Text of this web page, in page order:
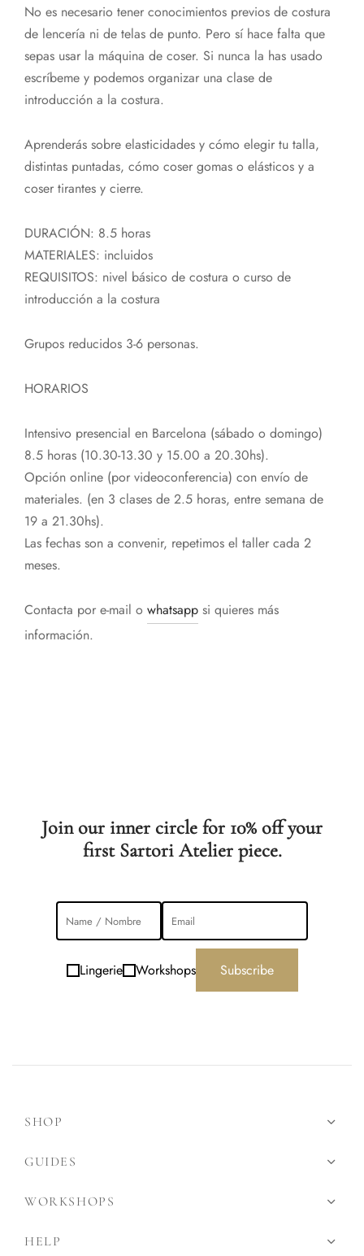
No es necesario tener conocimientos previos de costura
de lencería ni de telas de punto. Pero sí hace falta que
sepas usar la máquina de coser. Si nunca la has usado
escríbeme y podemos organizar una clase de
introducción a la costura.
Aprenderás sobre elasticidades y cómo elegir tu talla,
distintas puntadas, cómo coser gomas o elásticos y a
coser tirantes y cierre.
DURACIÓN: 8.5 horas
MATERIALES: incluidos
REQUISITOS: nivel básico de costura o curso de
introducción a la costura
Grupos reducidos 3-6 personas.
HORARIOS
Intensivo presencial en Barcelona (sábado o domingo)
8.5 horas (10.30-13.30 y 15.00 a 20.30hs).
Opción online (por videoconferencia) con envío de
materiales. (en 3 clases de 2.5 horas, entre semana de
19 a 21.30hs).
Las fechas son a convenir, repetimos el taller cada 2
meses.
Contacta por e-mail o whatsapp si quieres más
información.
Join our inner circle for 10% off your
first Sartori Atelier piece.
Lingerie Workshops Subscribe
SHOP
GUIDES
WORKSHOPS
HELP